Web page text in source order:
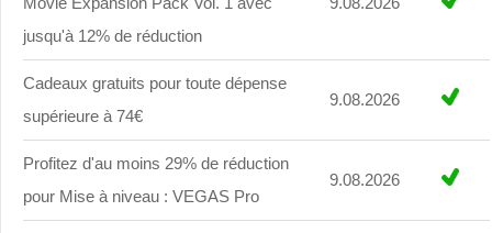
jusqu'à 12% de réduction
Cadeaux gratuits pour toute dépense
supérieure à 74€
9.08.2026
Profitez d'au moins 29% de réduction
pour Mise à niveau : VEGAS Pro
9.08.2026